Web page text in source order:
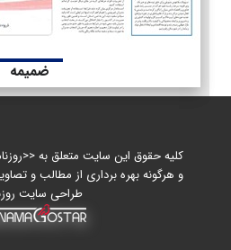
ضمیمه
کلیه حقوق این سایت متعلق به
و هرگونه بهره برداری از مطالب و
طراحی سایت